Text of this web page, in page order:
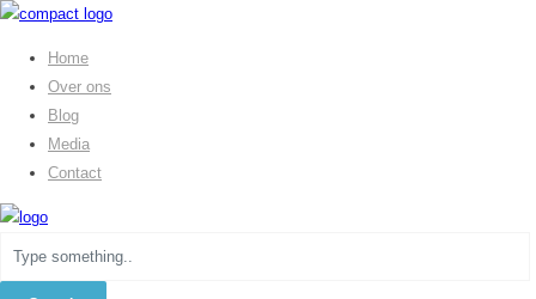
Home
Over ons
Blog
Media
Contact